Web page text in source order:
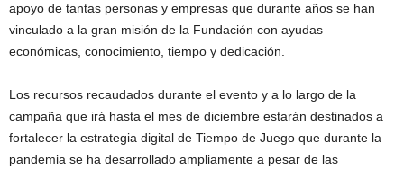
apoyo de tantas personas y empresas que durante años se han
vinculado a la gran misión de la Fundación con ayudas
económicas, conocimiento, tiempo y dedicación.
Los recursos recaudados durante el evento y a lo largo de la
campaña que irá hasta el mes de diciembre estarán destinados a
fortalecer la estrategia digital de Tiempo de Juego que durante la
pandemia se ha desarrollado ampliamente a pesar de las